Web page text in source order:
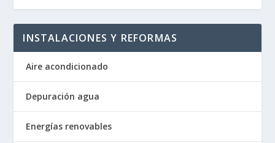
INSTALACIONES Y REFORMAS
Aire acondicionado
Depuración agua
Energías renovables